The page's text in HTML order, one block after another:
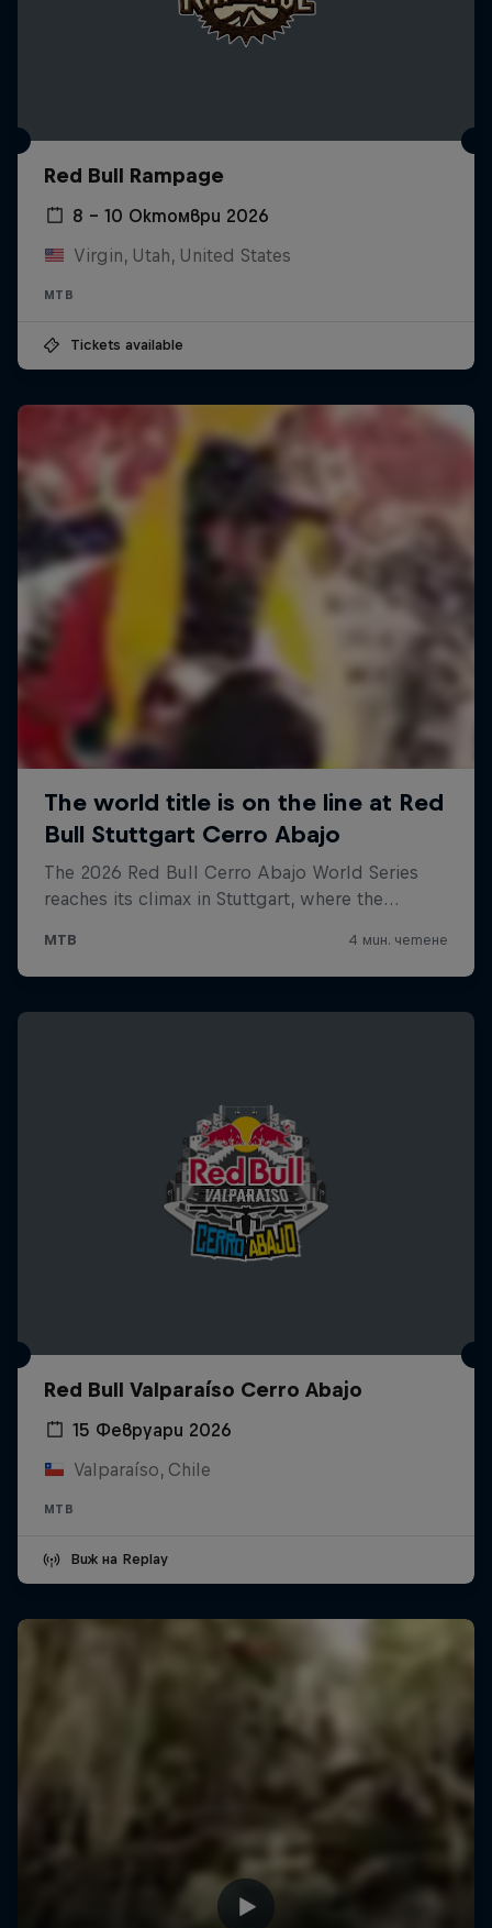
Red Bull Rampage
8 – 10 Октомври 2026
Virgin, Utah, United States
MTB
Tickets available
Red Bull Valparaíso Cerro Abajo
15 Февруари 2026
Valparaíso, Chile
MTB
Виж на Replay